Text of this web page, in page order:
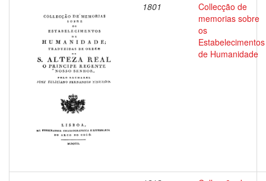
1801
Collecção de
memorias sobre
os
Estabelecimentos
de Humanidade